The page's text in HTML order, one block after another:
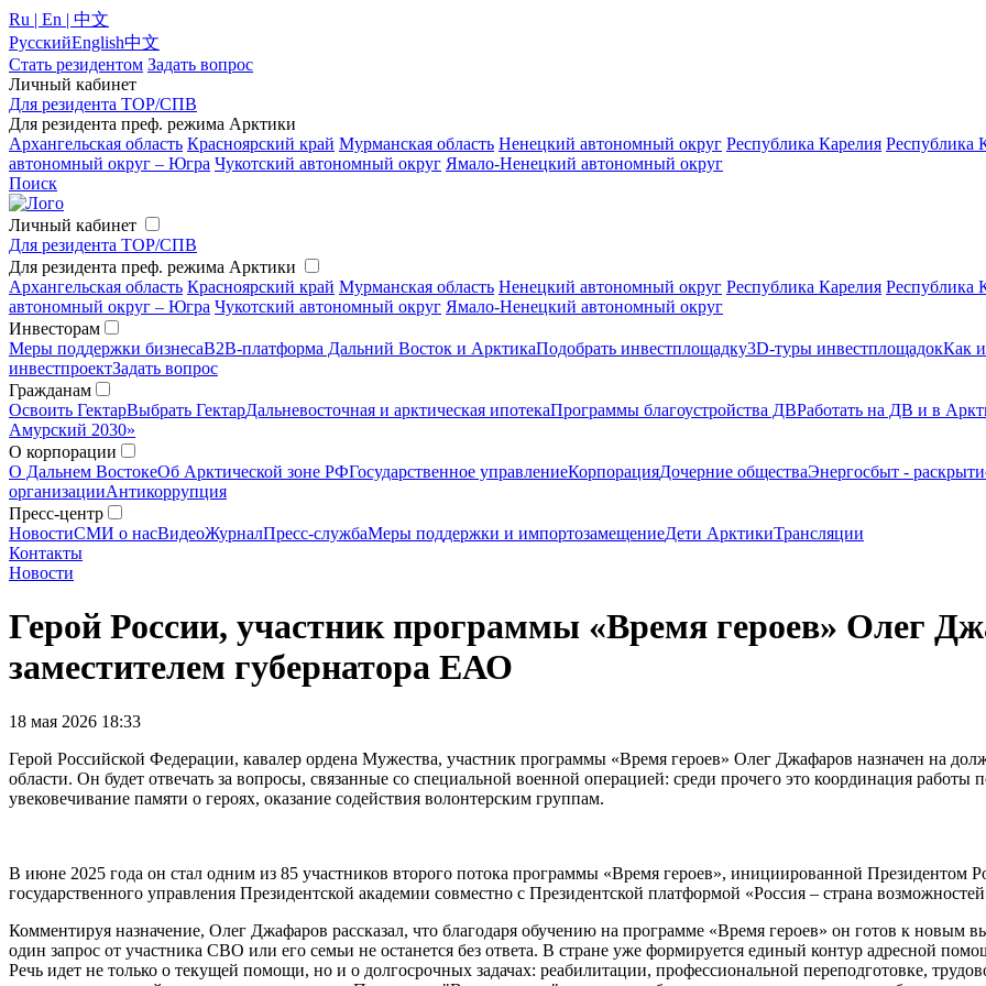
Ru | En | 中文
РусскийEnglish中文
Стать резидентом Задать вопрос
Личный кабинет
Для резидента ТОР/СПВ
Для резидента преф. режима Арктики
Архангельская область Красноярский край Мурманская область Ненецкий автономный округ Республика Карелия Республика
автономный округ – Югра Чукотский автономный округ Ямало-Ненецкий автономный округ
Поиск
Личный кабинет
Для резидента ТОР/СПВ
Для резидента преф. режима Арктики
Архангельская область Красноярский край Мурманская область Ненецкий автономный округ Республика Карелия Республика
автономный округ – Югра Чукотский автономный округ Ямало-Ненецкий автономный округ
Инвесторам
Меры поддержки бизнесаB2B-платформа Дальний Восток и АрктикаПодобрать инвестплощадку3D-туры инвестплощадокКак
инвестпроектЗадать вопрос
Гражданам
Освоить ГектарВыбрать ГектарДальневосточная и арктическая ипотекаПрограммы благоустройства ДВРаботать на ДВ и в
Амурский 2030»
О корпорации
О Дальнем ВостокеОб Арктической зоне РФГосударственное управлениеКорпорацияДочерние обществаЭнергосбыт -
организацииАнтикоррупция
Пресс-центр
НовостиСМИ о насВидеоЖурналПресс-службаМеры поддержки и импортозамещениеДети АрктикиТрансляции
Контакты
Новости
Герой России, участник программы «Время героев» Олег
заместителем губернатора ЕАО
18 мая 2026 18:33
Герой Российской Федерации, кавалер ордена Мужества, участник программы «Время героев» Олег Джафаров назначен на
области. Он будет отвечать за вопросы, связанные со специальной военной операцией: среди прочего это координация
увековечивание памяти о героях, оказание содействия волонтерским группам.
В июне 2025 года он стал одним из 85 участников второго потока программы «Время героев», инициированной
государственного управления Президентской академии совместно с Президентской платформой «Россия – страна
Комментируя назначение, Олег Джафаров рассказал, что благодаря обучению на программе «Время героев» он готов к новым
один запрос от участника СВО или его семьи не останется без ответа. В стране уже формируется единый контур адресной
Речь идет не только о текущей помощи, но и о долгосрочных задачах: реабилитации, профессиональной переподготовке,